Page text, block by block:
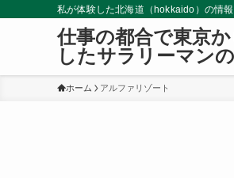
私が体験した北海道（hokkaido）の情
仕事の都合で東京
したサラリーマン
ホーム アルファリゾート